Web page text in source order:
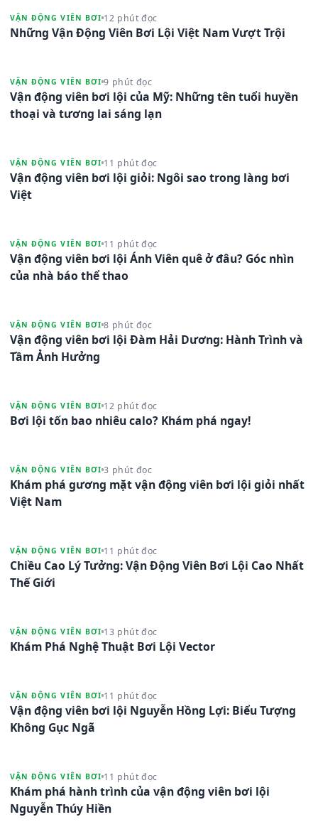
VẬN ĐỘNG VIÊN BƠI 12 phút đọc
Những Vận Động Viên Bơi Lội Việt Nam Vượt Trội
VẬN ĐỘNG VIÊN BƠI 9 phút đọc
Vận động viên bơi lội của Mỹ: Những tên tuổi huyền
thoại và tương lai sáng lạn
VẬN ĐỘNG VIÊN BƠI 11 phút đọc
Vận động viên bơi lội giỏi: Ngôi sao trong làng bơi
Việt
VẬN ĐỘNG VIÊN BƠI 11 phút đọc
Vận động viên bơi lội Ánh Viên quê ở đâu? Góc nhìn
của nhà báo thể thao
VẬN ĐỘNG VIÊN BƠI 8 phút đọc
Vận động viên bơi lội Đàm Hải Dương: Hành Trình và
Tầm Ảnh Hưởng
VẬN ĐỘNG VIÊN BƠI 12 phút đọc
Bơi lội tốn bao nhiêu calo? Khám phá ngay!
VẬN ĐỘNG VIÊN BƠI 3 phút đọc
Khám phá gương mặt vận động viên bơi lội giỏi nhất
Việt Nam
VẬN ĐỘNG VIÊN BƠI 11 phút đọc
Chiều Cao Lý Tưởng: Vận Động Viên Bơi Lội Cao Nhất
Thế Giới
VẬN ĐỘNG VIÊN BƠI 13 phút đọc
Khám Phá Nghệ Thuật Bơi Lội Vector
VẬN ĐỘNG VIÊN BƠI 11 phút đọc
Vận động viên bơi lội Nguyễn Hồng Lợi: Biểu Tượng
Không Gục Ngã
VẬN ĐỘNG VIÊN BƠI 11 phút đọc
Khám phá hành trình của vận động viên bơi lội
Nguyễn Thúy Hiền